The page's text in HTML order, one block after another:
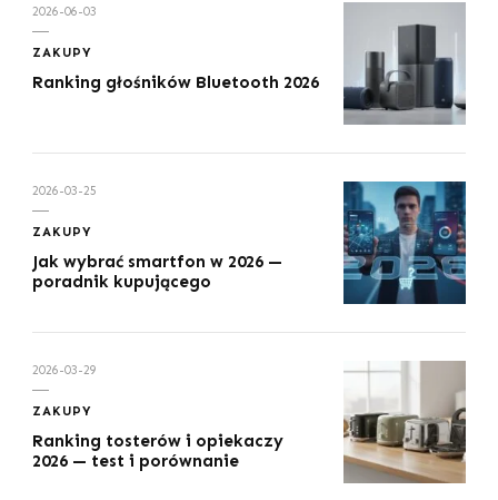
2026-06-03
ZAKUPY
Ranking głośników Bluetooth 2026
2026-03-25
ZAKUPY
Jak wybrać smartfon w 2026 —
poradnik kupującego
2026-03-29
ZAKUPY
Ranking tosterów i opiekaczy
2026 — test i porównanie